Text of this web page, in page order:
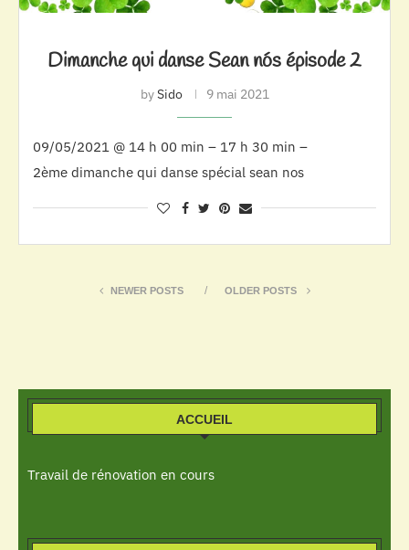
Dimanche qui danse Sean nós épisode 2
bySido 9 mai 2021
09/05/2021 @ 14 h 00 min – 17 h 30 min –
2ème dimanche qui danse spécial sean nos
NEWER POSTS OLDER POSTS
ACCUEIL
Travail de rénovation en cours